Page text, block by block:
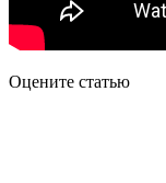
Оцените статью